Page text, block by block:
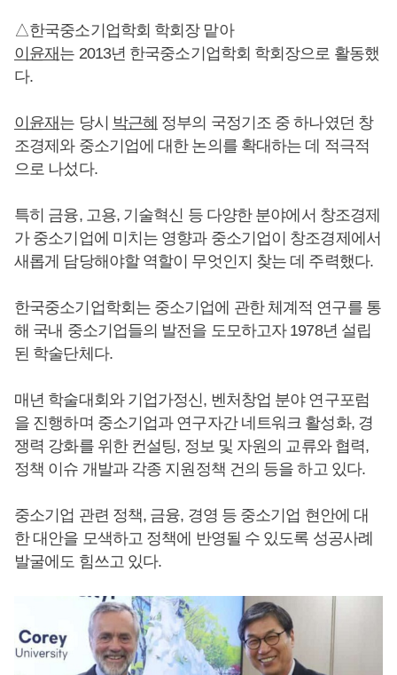
△한국중소기업학회 학회장 맡아
이윤재 는 2013년 한국중소기업학회 학회장으로 활동했
다.
이윤재 는 당시 박근혜 정부의 국정기조 중 하나였던 창
조경제와 중소기업에 대한 논의를 확대하는 데 적극적
으로 나섰다.
특히 금융, 고용, 기술혁신 등 다양한 분야에서 창조경제
가 중소기업에 미치는 영향과 중소기업이 창조경제에서
새롭게 담당해야할 역할이 무엇인지 찾는 데 주력했다.
한국중소기업학회는 중소기업에 관한 체계적 연구를 통
해 국내 중소기업들의 발전을 도모하고자 1978년 설립
된 학술단체다.
매년 학술대회와 기업가정신, 벤처창업 분야 연구포럼
을 진행하며 중소기업과 연구자간 네트워크 활성화, 경
쟁력 강화를 위한 컨설팅, 정보 및 자원의 교류와 협력,
정책 이슈 개발과 각종 지원정책 건의 등을 하고 있다.
중소기업 관련 정책, 금융, 경영 등 중소기업 현안에 대
한 대안을 모색하고 정책에 반영될 수 있도록 성공사례
발굴에도 힘쓰고 있다.